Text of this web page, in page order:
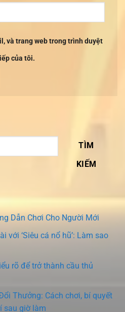
và trang web trong trình duyệt
của tôi.
TÌM
KIẾM
Dẫn Chơi Cho Người Mới
với ‘Siêu cá nổ hũ’: Làm sao
rõ để trở thành cầu thủ
Thưởng: Cách chơi, bí quyết
sau giờ làm